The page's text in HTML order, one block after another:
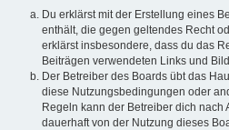
Du erklärst mit der Erstellung eines
enthält, die gegen geltendes Recht
erklärst insbesondere, dass du das
Beiträgen verwendeten Links und
Der Betreiber des Boards übt das
diese Nutzungsbedingungen oder
Regeln kann der Betreiber dich nach
dauerhaft von der Nutzung dieses